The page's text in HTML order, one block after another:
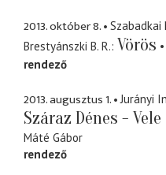
2013. október 8.
Szabadkai
Brestyánszki B. R. Vörös
rendező
2013. augusztus 1. Jurányi
Száraz Dénes -
Máté Gábor
rendező